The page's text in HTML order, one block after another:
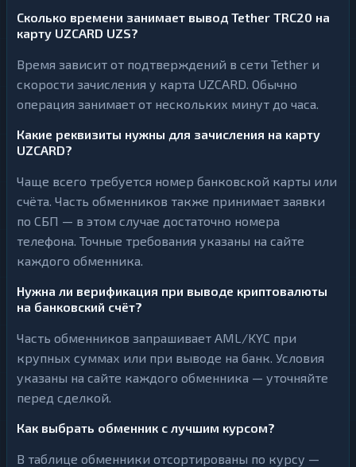
Сколько времени занимает вывод Tether TRC20 на
карту UZCARD UZS?
Время зависит от подтверждений в сети Tether и
скорости зачисления у карта UZCARD. Обычно
операция занимает от нескольких минут до часа.
Какие реквизиты нужны для зачисления на карту
UZCARD?
Чаще всего требуется номер банковской карты или
счёта. Часть обменников также принимает заявки
по СБП — в этом случае достаточно номера
телефона. Точные требования указаны на сайте
каждого обменника.
Нужна ли верификация при выводе криптовалюты
на банковский счёт?
Часть обменников запрашивает AML/KYC при
крупных суммах или при выводе на банк. Условия
указаны на сайте каждого обменника — уточняйте
перед сделкой.
Как выбрать обменник с лучшим курсом?
В таблице обменники отсортированы по курсу —